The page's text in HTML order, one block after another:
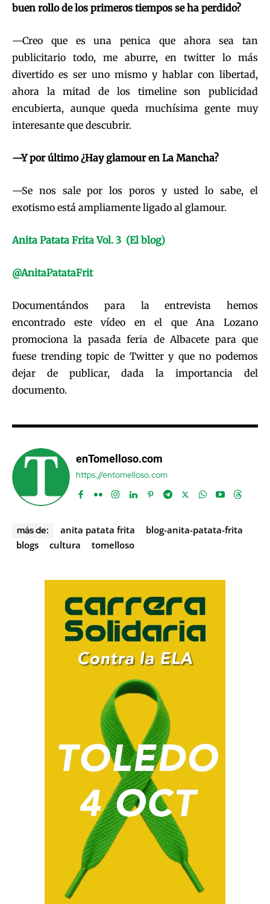
buen rollo de los primeros tiempos se ha perdido?
—Creo que es una penica que ahora sea tan
publicitario todo, me aburre, en twitter lo más
divertido es ser uno mismo y hablar con libertad,
ahora la mitad de los timeline son publicidad
encubierta, aunque queda muchísima gente muy
interesante que descubrir.
—Y por último ¿Hay glamour en La Mancha?
—Se nos sale por los poros y usted lo sabe, el
exotismo está ampliamente ligado al glamour.
Anita Patata Frita Vol. 3 (El blog)
@AnitaPatataFrit
Documentándos para la entrevista hemos
encontrado este vídeo en el que Ana Lozano
promociona la pasada feria de Albacete para que
fuese trending topic de Twitter y que no podemos
dejar de publicar, dada la importancia del
documento.
enTomelloso.com
https://entomelloso.com
más de: anita patata frita
blog-anita-patata-frita
blogs
cultura tomelloso